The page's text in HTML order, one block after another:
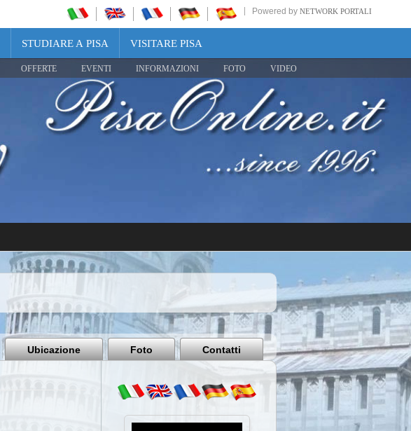
Powered by NETWORK PORTALI
STUDIARE A PISA VISITARE PISA
OFFERTE EVENTI INFORMAZIONI FOTO VIDEO
Share
Pisa
Italy
Ubicazione Foto Contatti